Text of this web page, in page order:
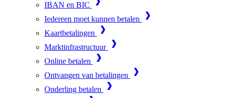
IBAN en BIC
Iedereen moet kunnen betalen
Kaartbetalingen
Marktinfrastructuur
Online betalen
Ontvangen van betalingen
Onderling betalen